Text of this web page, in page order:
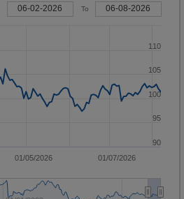
01/05/2026 01/07/2026
90
95
100
105
110
06-02-2026 To 06-08-2026